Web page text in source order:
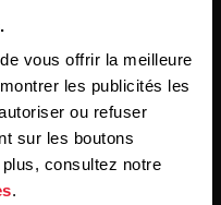
vous offrir la meilleure
les publicités les
ou refuser
sur les boutons
consultez notre
.
acceptez de recevoir
avoir lu notreDéclaration
propos de Polar